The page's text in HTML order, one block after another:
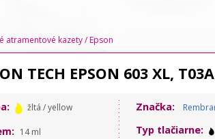
atramentové kazety/Epson
TECH EPSON 603 XL,
žltá / yellow
14 ml
Značka:
Typ tlačiarne: